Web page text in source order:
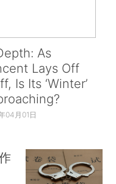
As
Lays Off
Is Its ‘Winter’
04月01日